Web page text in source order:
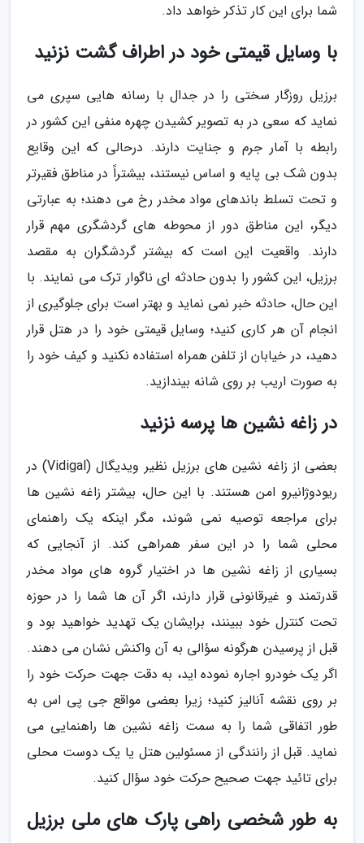
شما برای این کار تذکر خواهد داد.
با وسایل قیمتی خود در اطراف گشت نزنید
برزیل روزگار سختی را در جدال با رسانه هایی سپری می
نماید که سعی در به تصویر کشیدن چهره منفی این کشور در
رابطه با آمار جرم و جنایت دارند. درحالی که این وقایع
بدون شک بی پایه و اساس نیستند، بیشتراً در مناطق فقیرتر
و تحت تسلط باندهای مواد مخدر رخ می دهند؛ به عبارتی
دیگر، این مناطق دور از محوطه های گردشگری مهم قرار
دارند. واقعیت این است که بیشتر گردشگران به مقصد
برزیل، این کشور را بدون حادثه ای ناگوار ترک می نمایند. با
این حال، حادثه خبر نمی نماید و بهتر است برای جلوگیری از
انجام آن هر کاری کنید؛ وسایل قیمتی خود را در هتل قرار
دهید، در خیابان از تلفن همراه استفاده نکنید و کیف خود را
به صورت اریب بر روی شانه بیندازید.
در زاغه نشین ها پرسه نزنید
بعضی از زاغه نشین های برزیل نظیر ویدیگال (Vidigal) در
ریودوژانیرو امن هستند. با این حال، بیشتر زاغه نشین ها
برای مراجعه توصیه نمی شوند، مگر اینکه یک راهنمای
محلی شما را در این سفر همراهی کند. از آنجایی که
بسیاری از زاغه نشین ها در اختیار گروه های مواد مخدر
قدرتمند و غیرقانونی قرار دارند، اگر آن ها شما را در حوزه
تحت کنترل خود ببینند، برایشان یک تهدید خواهید بود و
قبل از پرسیدن هرگونه سؤالی به آن واکنش نشان می دهند.
اگر یک خودرو اجاره نموده اید، به دقت جهت حرکت خود را
بر روی نقشه آنالیز کنید؛ زیرا بعضی مواقع جی پی اس به
طور اتفاقی شما را به سمت زاغه نشین ها راهنمایی می
نماید. قبل از رانندگی از مسئولین هتل یا یک دوست محلی
برای تائید جهت صحیح حرکت خود سؤال کنید.
به طور شخصی راهی پارک های ملی برزیل